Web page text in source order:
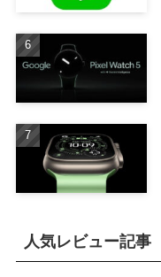
人気レビュー記事